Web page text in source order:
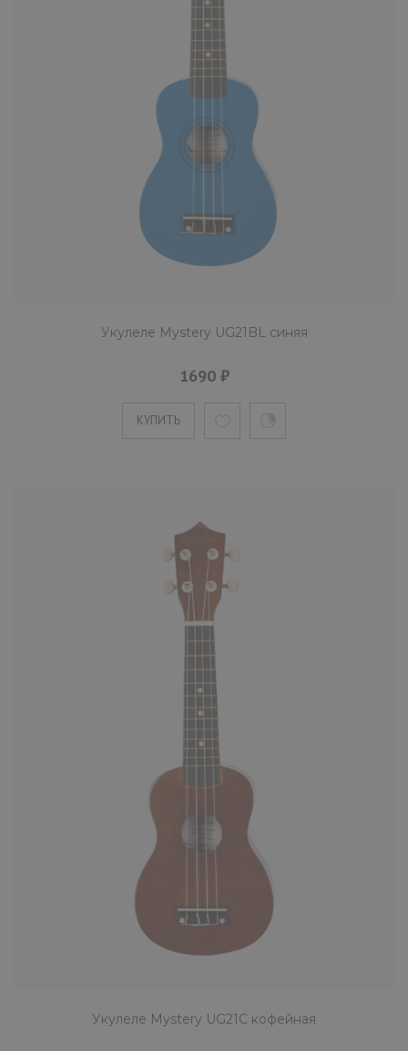
Mystery UG21N - сопрано-укулеле с
декой цвета светлого дерева. На
устанавливаются..
КУПИТЬ
Укулеле Mystery UG21P розовая
1690 ₽
цвета. На инструмент устанавливаются
КУПИТЬ
1690 ₽
Mystery UG21R сопрано-укулеле красного
цвета. На инструмент устанавливаются
нейлоновые струны, приче..
КУПИТЬ
Укулеле Mystery UG21S голубая
Mystery UG21S сопрано-укулеле приятного
устанавливаются нейлоновые ст..
Укулеле Mystery UG21BL синяя
1690 ₽
КУПИТЬ
Укулеле Mystery UG21C кофейная